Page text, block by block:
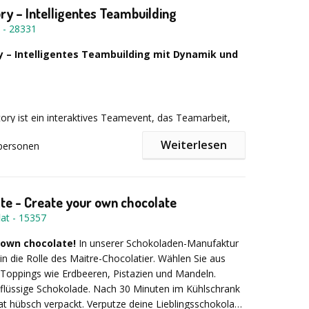
& individuelle Konzepte
& erfahrenes Personal
Logistik (Gläser, Kühlanhänger)
(Geschirr, Besteck, Buffet-Ausstattung)
einzigartig!
– Intelligentes Teambuilding
- 28331
– Intelligentes Teambuilding mit Dynamik und
ist ein interaktives Teamevent, das Teamarbeit,
In mehreren energiegeladenen Runden planen,
im Vordergrund, genau wie im Arbeitsalltag.
Reflexionsphasen lernen die Teilnehmenden, ihre
auf ihre tägliche Zusammenarbeit zu übertragen.
nicht nur ein erfolgreiches Ergebnis, sondern ein
Wir-Gefühl und mehr Teamstärke.
Deutsch, Englisch -Preis:auf Anfrage -
von Personenzahl, Datum und Verfügbarkeit.
Weiterlesen
- Create your own chocolate
- 15357
chocolate! In unserer Schokoladen-Manufaktur
die Rolle des Maitre-Chocolatier. Wählen Sie aus
wie Erdbeeren, Pistazien und Mandeln.
Schokolade. Nach 30 Minuten im Kühlschrank
hübsch verpackt. Verputze deine Lieblingsschokolade